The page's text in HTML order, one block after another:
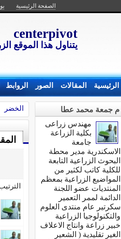
الصفحة الرئيسية
centerpivot
يتناول هذا الموقع
الرئيسية المقالات الصور الروابط
الخضر
م جمعة محمد عطا
مهندس زراعى
بكلية الزراعة
جامعة
الاسكندرية مدير محطة
البحوث الزراعية التابعة
للكلية كاتب لكثير من
المواضيع الزراعية بمعظم
المنتديات عضو اللجنة
الدائمة لممر التعمير
سكرتير عام منتدى العلوم
والتكنولوجيا الزراعية
خبير زراعة وانتاج الاعلاف
الغير تقليدية ( الشعير